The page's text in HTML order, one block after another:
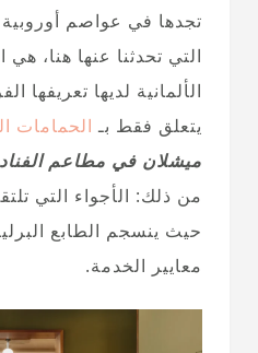
تجدها في عواصم
التي تحدثنا عنها هنا،
الألمانية لديها تعريفها
يتعلق فقط بـ الحمامات
ميشلان في مطاعم
من ذلك: الأجواء التي
حيث ينسجم الطابع
معايير الخدمة.